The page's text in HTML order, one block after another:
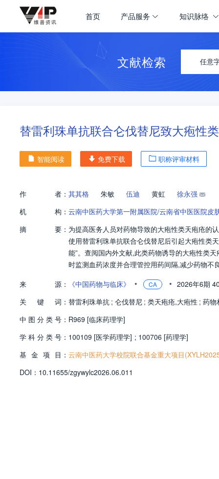
首页 产品服务 知识脉络
文献检索 任意
替雷利珠单抗联合仑伐替尼致大疱性
智能阅读 免费下载 职称评审材料
作 者： 其其格 朱敏 伍迪 黄虹
徐永强
机
构： 云南中医药大学第一附属医院/云南省中医医院皮
摘
要： 为提高医务人员对药物导致的大疱性类天疱疮的
使用替雷利珠单抗联合仑伐替尼后引起大疱性类
能”。查阅国内外文献,此类药物诱导的大疱性类
时监测血药浓度并合理管控用药间隔,减少药物不
来
源： 《中国药物与临床》 • CA • 2026年6期
关
键 词： 替雷利珠单抗 ; 仑伐替尼 ; 类天疱疮,大疱性 ; 药物
中 图 分 类 号： R969 [临床药理学]
学 科 分 类 号： 100109 [医学药理学] ; 100706 [药理学]
基 金 项 目： 云南中医药大学校院联合基金重大项目
DOI： 10.11655/zgywylc2026.06.011